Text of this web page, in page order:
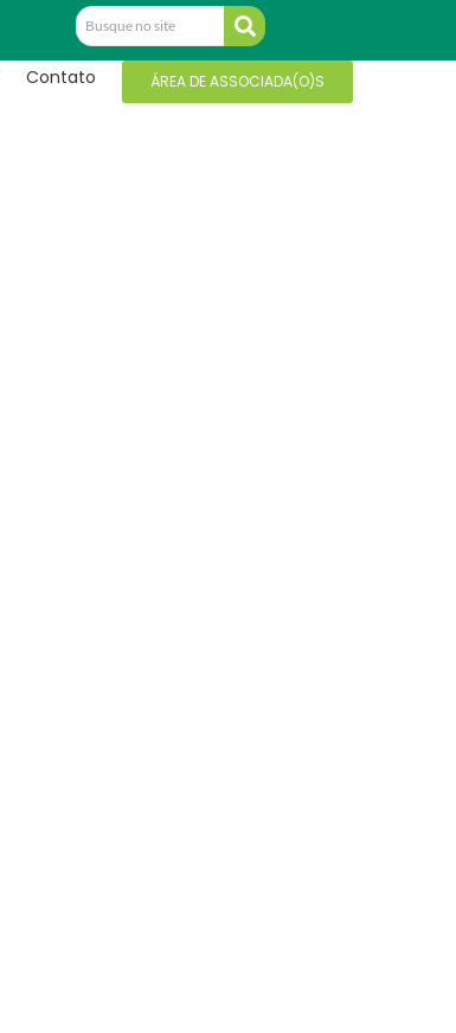
Contato ÁREA DE ASSOCIADA(O)S